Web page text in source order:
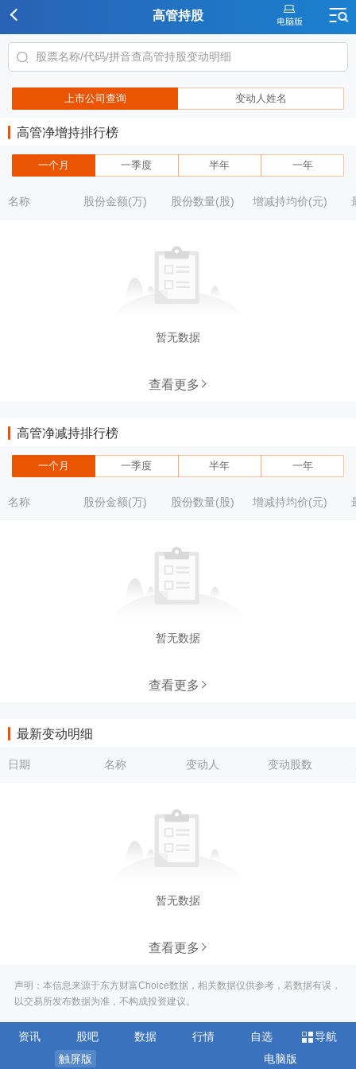
高管持股
上市公司查询 变动人姓名
高管净增持排行榜
一个月 一季度 半年 一年
名称 股份金额(万) 股份数量(股) 增减持均价(元)
暂无数据
查看更多
高管净减持排行榜
一个月 一季度 半年 一年
名称 股份金额(万) 股份数量(股) 增减持均价(元)
暂无数据
查看更多
最新变动明细
日期 名称 变动人 变动股数
暂无数据
查看更多
声明：本信息来源于东方财富Choice数据，相关数据仅供参考，若数据有误，
以交易所发布数据为准，不构成投资建议。
资讯 股吧 数据 行情 自选
导航
触屏版
电脑版